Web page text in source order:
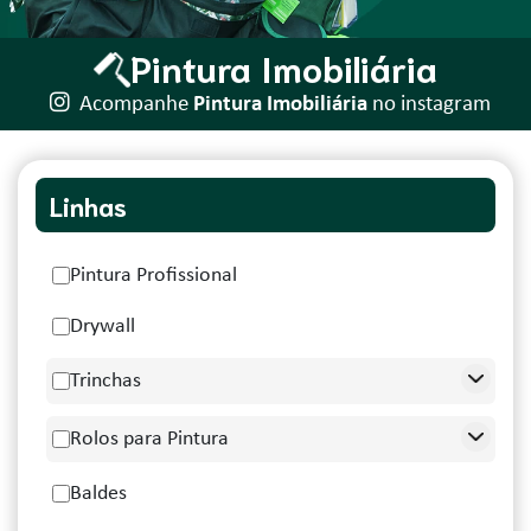
Pintura Imobiliária
Acompanhe Pintura Imobiliária no instagram
Linhas
Pintura Profissional
Drywall
Trinchas
Rolos para Pintura
Baldes